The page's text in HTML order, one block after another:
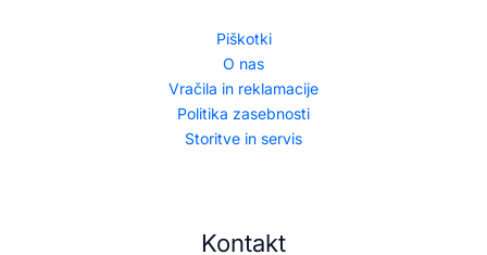
Piškotki
O nas
Vračila in reklamacije
Politika zasebnosti
Storitve in servis
Kontakt